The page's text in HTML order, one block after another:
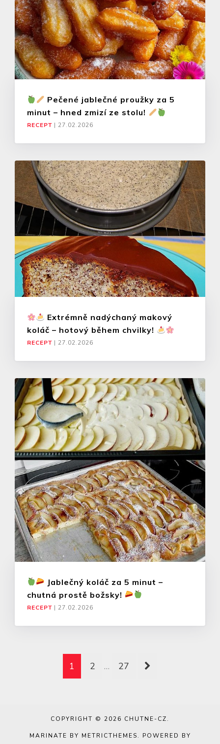
Pečené jablečné proužky za 5
minut – hned zmizí ze stolu!
RECEPT | 27.02.2026
Extrémně nadýchaný makový
koláč – hotový během chvilky!
RECEPT | 27.02.2026
Jablečný koláč za 5 minut –
chutná prostě božsky!
RECEPT | 27.02.2026
1 2 … 27
COPYRIGHT © 2026 CHUTNE-CZ.
MARINATE BY METRICTHEMES. POWERED BY